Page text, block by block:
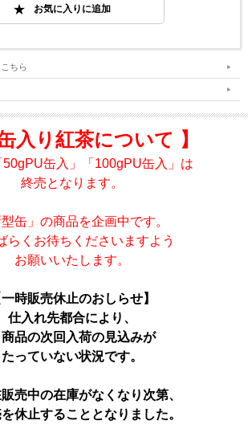
ちら
入り紅茶について 】
50gPU缶入」「100gPU缶入」は
終売となります。
型缶」の商品を企画中です。
らくお待ちくださいますよう
お願いいたします。
一時販売休止のおしらせ】
仕入れ先都合により、
品の次回入荷の見込みが
たっていない状況です。
売中の在庫がなくなり次第、
休止することとなりました。